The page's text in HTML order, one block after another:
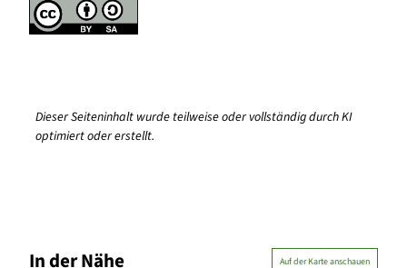
Dieser Seiteninhalt wurde teilweise oder vollständig durch KI
optimiert oder erstellt.
In der Nähe Auf der Karte anschauen